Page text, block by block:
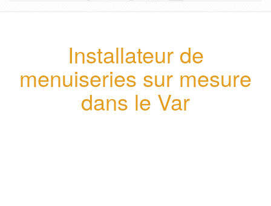
Installateur de
menuiseries sur mesure
dans le Var